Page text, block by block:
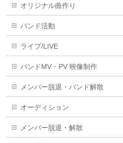
オリジナル曲作り
バンド活動
ライブ/LIVE
バンドMV・PV 映像制作
メンバー脱退・バンド解散
オーディション
メンバー脱退・解散